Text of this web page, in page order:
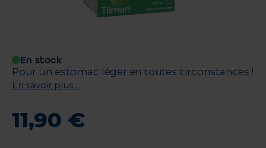
En stock
Pour un estomac léger en toutes circonstances !
En savoir plus ...
11,90 €